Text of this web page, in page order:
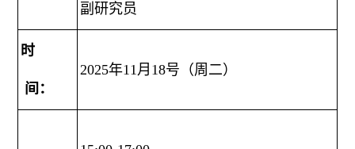
副研究员
时
间：
2025年11月18号（周二）